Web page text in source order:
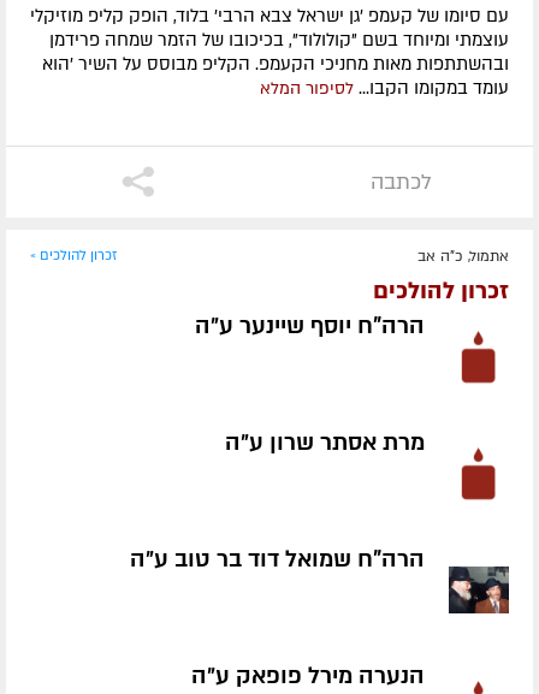
עם סיומו של קעמפ 'גן ישראל צבא הרבי' בלוד, הופק קליפ מוזיקלי
עוצמתי ומיוחד בשם "קולולוד", בכיכובו של הזמר שמחה פרידמן
ובהשתתפות מאות מחניכי הקעמפ. הקליפ מבוסס על השיר 'הוא
עומד במקומו הקבו... לסיפור המלא
לכתבה
אתמול, כ"ה אב זכרון להולכים »
זכרון להולכים
הרה"ח יוסף שיינער ע״ה
מרת אסתר שרון ע״ה
הרה"ח שמואל דוד בר טוב ע״ה
הנערה מירל פופאק ע״ה